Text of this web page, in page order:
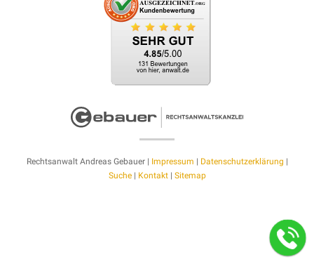
Rechtsanwalt Andreas Gebauer | Impressum | Datenschutzerklärung |
Suche| Kontakt| Sitemap